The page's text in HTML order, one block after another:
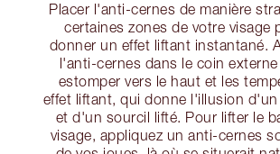
Placer l'anti-cernes de manière
certaines zones de votre visage
donner un effet liftant instantané.
l'anti-cernes dans le coin
estomper vers le haut et les
effet liftant, qui donne l'illusion
et d'un sourcil lifté. Pour lifter le
visage, appliquez un anti-cernes